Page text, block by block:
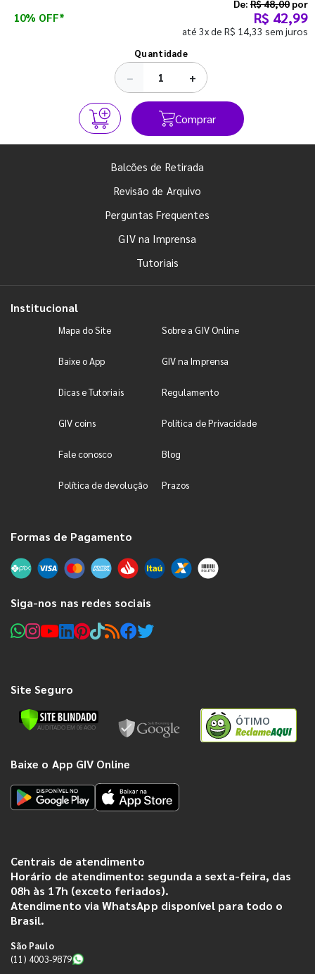
10% OFF*
De: R$ 48,00 por
R$ 42,99
até 3x de R$ 14,33 sem juros
Quantidade
− +
Comprar
Balcões de Retirada
Revisão de Arquivo
Perguntas Frequentes
GIV na Imprensa
Tutoriais
Institucional
Mapa do Site Sobre a GIV Online
Baixe o App GIV na Imprensa
Dicas e Tutoriais Regulamento
GIV coins Política de Privacidade
Fale conosco Blog
Política de devolução Prazos
Formas de Pagamento
Siga-nos nas redes sociais
Site Seguro
ÓTIMO
Baixe o App GIV Online
Centrais de atendimento
Horário de atendimento: segunda a sexta-feira, das
08h às 17h (exceto feriados).
Atendimento via WhatsApp disponível para todo o
Brasil.
São Paulo
(11) 4003-9879